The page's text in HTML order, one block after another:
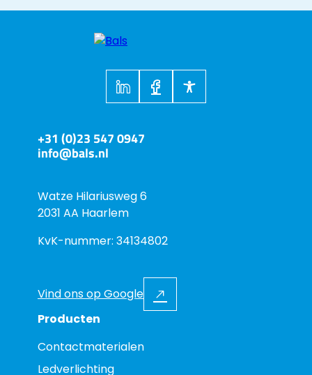
+31 (0)23 547 0947
info@bals.nl
Watze Hilariusweg 6
2031 AA Haarlem
KvK-nummer: 34134802
Vind ons op Google
Producten
Contactmaterialen
Ledverlichting